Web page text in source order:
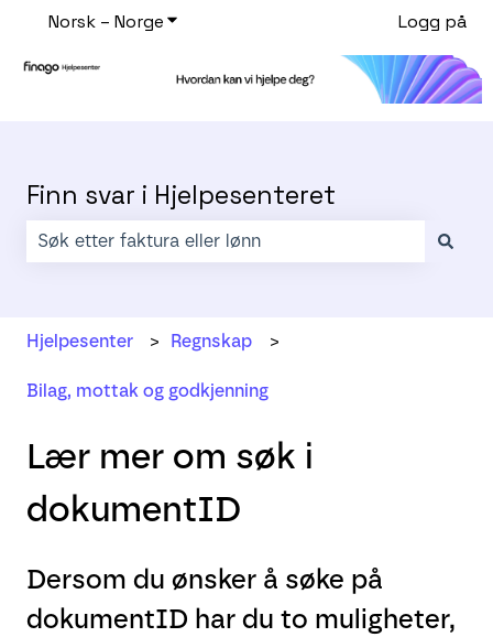
Norsk – NorgeVis undermeny for oversettelserLogg på
Finn svar i Hjelpesenteret
Hjelpesenter Regnskap
Bilag, mottak og godkjenning
Lær mer om søk i
dokumentID
Dersom du ønsker å søke på
dokumentID har du to muligheter,